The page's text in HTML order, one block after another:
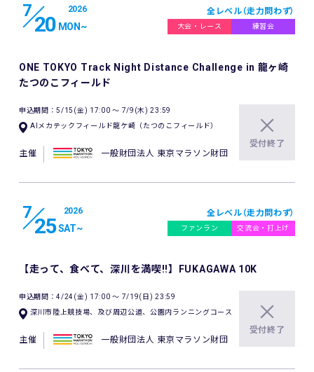
7
20
2026
MON ~
全レベル（走力問わず）
大会・レース 練習会
ONE TOKYO Track Night Distance Challenge in 龍ヶ崎
たつのこフィールド
申込期間：5/15(金) 17:00 〜 7/9(木) 23:59
AIメカテックフィールド龍ケ崎（たつのこフィールド）
主催 一般財団法人 東京マラソン財団
受付終了
7
25
2026
SAT~
全レベル（走力問わず）
ファンラン 交流会・打上げ
【走って、食べて、深川を満喫!!】FUKAGAWA 10K
申込期間：4/24(金) 17:00 〜 7/19(日) 23:59
深川市陸上競技場、及び周辺公道、公園内ランニングコース
主催 一般財団法人 東京マラソン財団
受付終了